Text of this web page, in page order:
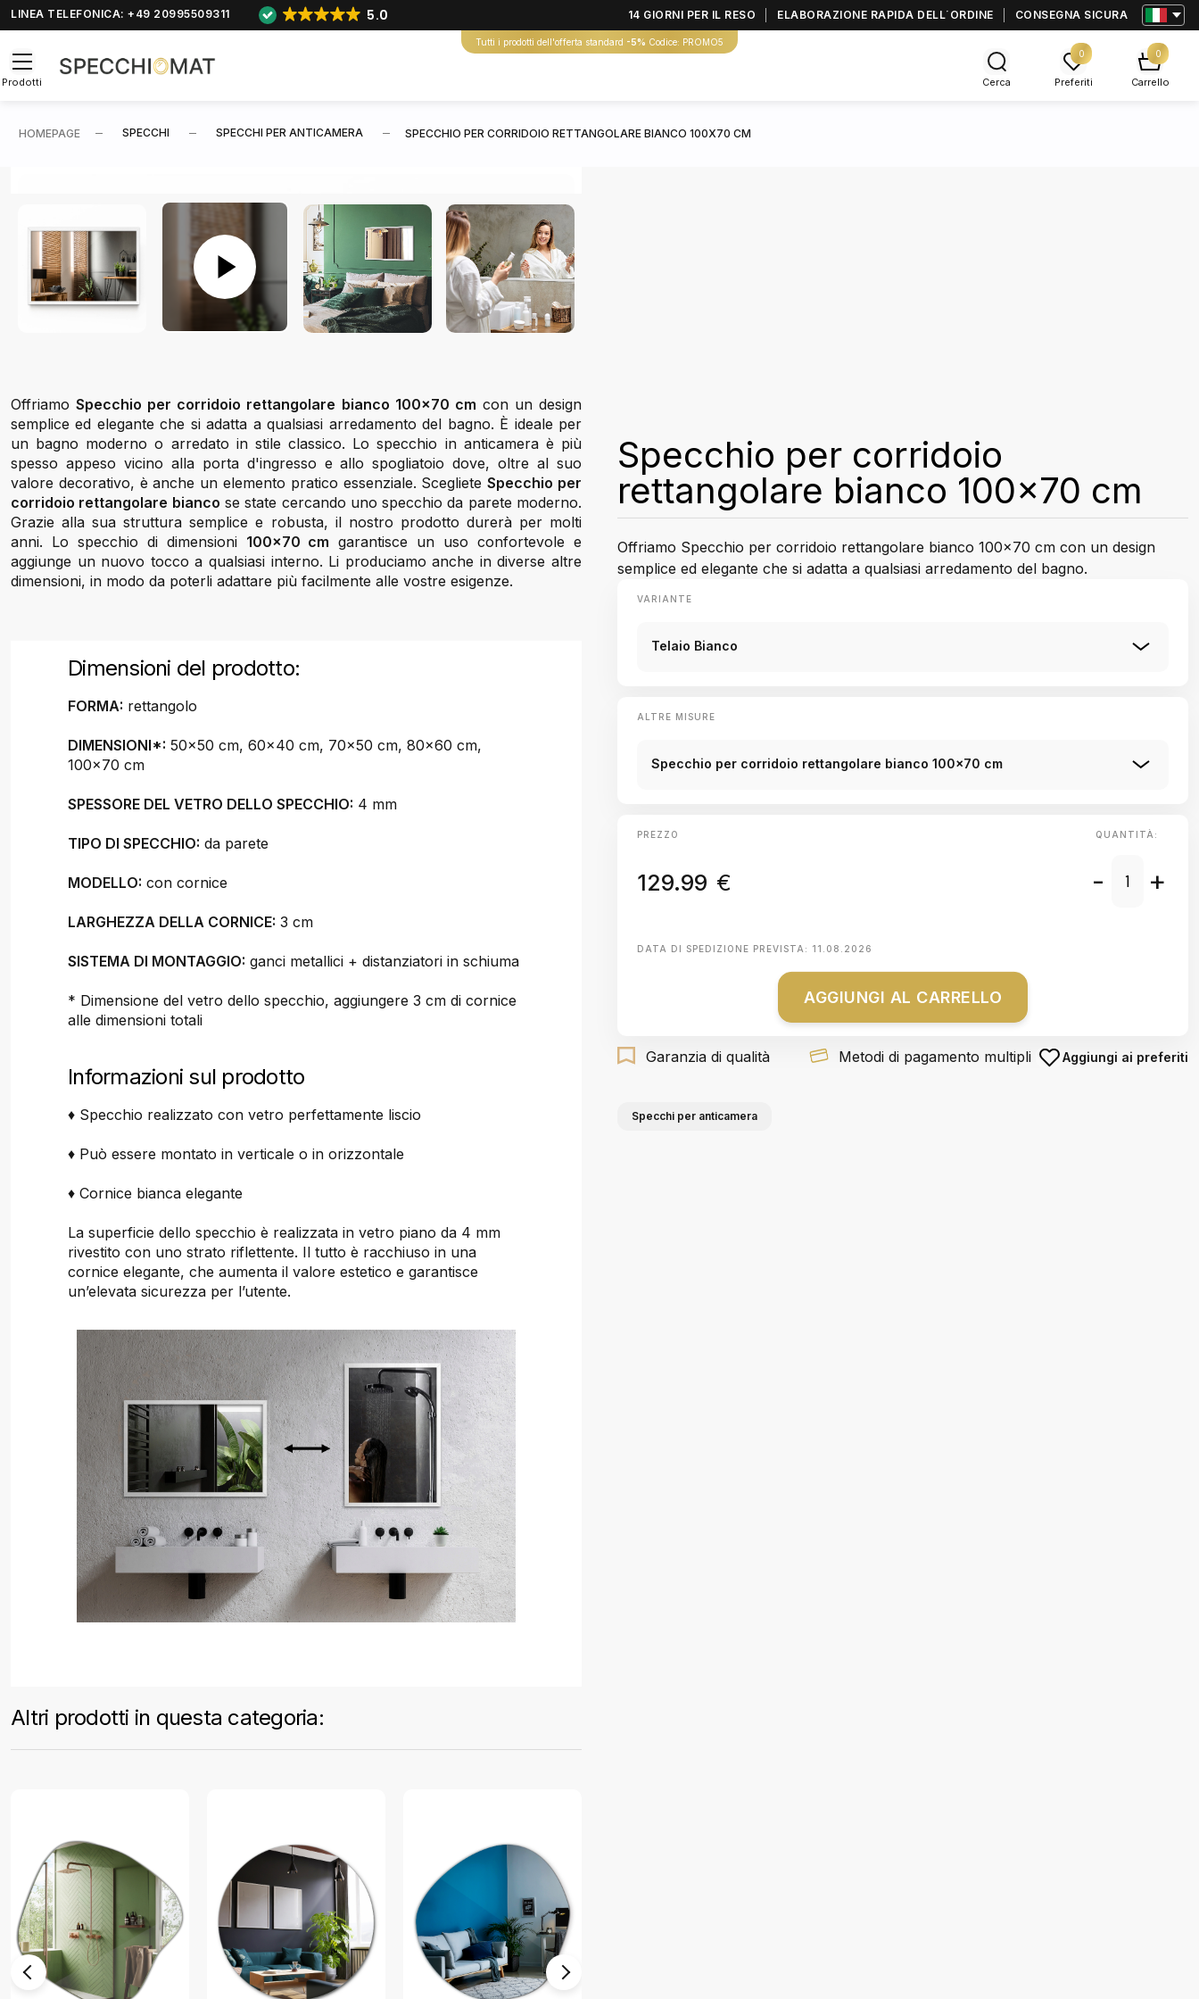
LINEA TELEFONICA: +49 20995509311 5.0 14 GIORNI PER IL RESO ELABORAZIONE RAPIDA DELL΄ORDINE CONSEGNA SICURA
Tutti i prodotti dell'offerta standard -5% Codice: PROMO5
Prodotti Cerca
0
Preferiti
0
Carrello
HOMEPAGE SPECCHI SPECCHI PER ANTICAMERA SPECCHIO PER CORRIDOIO RETTANGOLARE BIANCO 100X70 CM
OffriamoSpecchio per corridoio rettangolare bianco 100x70 cm con un design
semplice ed elegante che si adatta a qualsiasi arredamento del bagno. È ideale per
un bagno moderno o arredato in stile classico. Lo specchio in anticamera è più
spesso appeso vicino alla porta d'ingresso e allo spogliatoio dove, oltre al suo
valore decorativo, è anche un elemento pratico essenziale. SceglieteSpecchio per
corridoio rettangolare bianco se state cercando uno specchio da parete moderno.
Grazie alla sua struttura semplice e robusta, il nostro prodotto durerà per molti
anni. Lo specchio di dimensioni 100x70 cm garantisce un uso confortevole e
aggiunge un nuovo tocco a qualsiasi interno. Li produciamo anche in diverse altre
dimensioni, in modo da poterli adattare più facilmente alle vostre esigenze.
Dimensioni del prodotto:
FORMA: rettangolo
DIMENSIONI*: 50x50 cm, 60x40 cm, 70x50 cm, 80x60 cm,
100x70 cm
SPESSORE DEL VETRO DELLO SPECCHIO: 4 mm
TIPO DI SPECCHIO: da parete
MODELLO: con cornice
LARGHEZZA DELLA CORNICE: 3 cm
SISTEMA DI MONTAGGIO: ganci metallici + distanziatori in schiuma
* Dimensione del vetro dello specchio, aggiungere 3 cm di cornice
alle dimensioni totali
Informazioni sul prodotto
♦ Specchio realizzato con vetro perfettamente liscio
♦ Può essere montato in verticale o in orizzontale
♦ Cornice bianca elegante
La superficie dello specchio è realizzata in vetro piano da 4 mm
rivestito con uno strato riflettente. Il tutto è racchiuso in una
cornice elegante, che aumenta il valore estetico e garantisce
un’elevata sicurezza per l’utente.
Altri prodotti in questa categoria:
Specchio per corridoio
rettangolare bianco 100x70 cm
Offriamo Specchio per corridoio rettangolare bianco 100x70 cm con un design
semplice ed elegante che si adatta a qualsiasi arredamento del bagno.
VARIANTE
Telaio Bianco
ALTRE MISURE
Specchio per corridoio rettangolare bianco 100x70 cm
PREZZO
129.99 €
QUANTITÀ:
- +
DATA DI SPEDIZIONE PREVISTA: 11.08.2026
AGGIUNGI AL CARRELLO
Garanzia di qualità Metodi di pagamento multipli Aggiungi ai preferiti
Specchi per anticamera